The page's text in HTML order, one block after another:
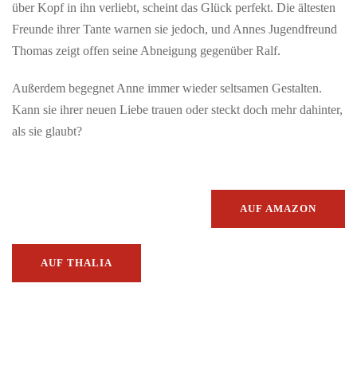
über Kopf in ihn verliebt, scheint das Glück perfekt. Die ältesten
Freunde ihrer Tante warnen sie jedoch, und Annes Jugendfreund
Thomas zeigt offen seine Abneigung gegenüber Ralf.
Außerdem begegnet Anne immer wieder seltsamen Gestalten.
Kann sie ihrer neuen Liebe trauen oder steckt doch mehr dahinter,
als sie glaubt?
AUF AMAZON
AUF THALIA